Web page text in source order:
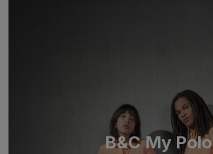
B&C My Polo